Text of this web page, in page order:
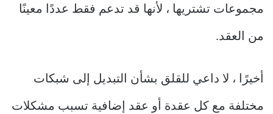
مجموعات تشتريها ، لأنها قد تدعم فقط عددًا معينًا
من العقد.
أخيرًا ، لا داعي للقلق بشأن التبديل إلى شبكات
مختلفة مع كل عقدة أو عقد إضافية تسبب مشكلات